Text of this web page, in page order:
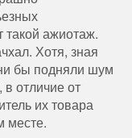
такой ажиотаж.
Хотя, зная
бы подняли шум
отличие от
их товара
месте.